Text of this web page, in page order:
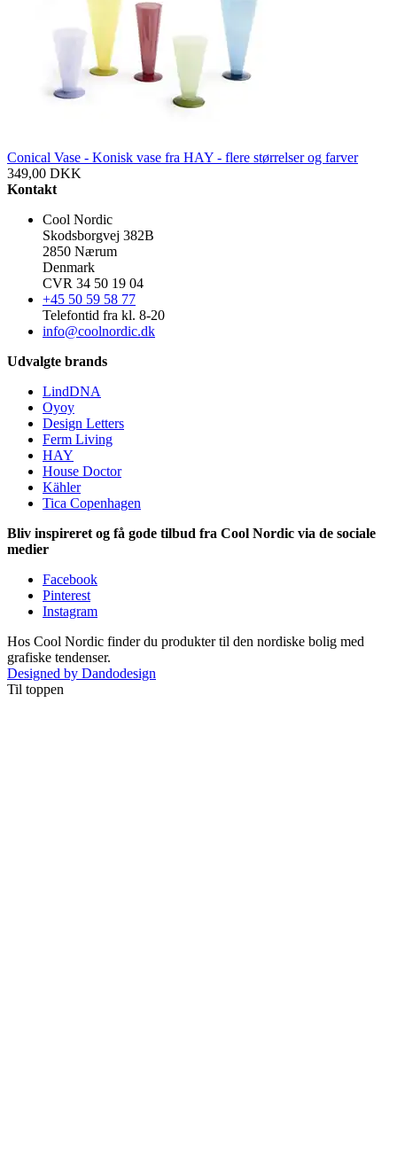
Conical Vase - Konisk vase fra HAY - flere størrelser og farver
349,00 DKK
Kontakt
Cool Nordic
Skodsborgvej 382B
2850 Nærum
Denmark
CVR 34 50 19 04
+45 50 59 58 77
Telefontid fra kl. 8-20
info@coolnordic.dk
Udvalgte brands
LindDNA
Oyoy
Design Letters
Ferm Living
HAY
House Doctor
Kähler
Tica Copenhagen
Bliv inspireret og få gode tilbud fra Cool Nordic via de sociale
medier
Facebook
Pinterest
Instagram
Hos Cool Nordic finder du produkter til den nordiske bolig med
grafiske tendenser.
Designed by Dandodesign
Til toppen